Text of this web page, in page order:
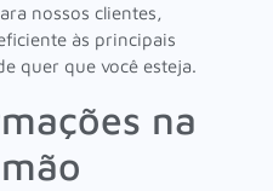
nossos clientes,
às principais
quer que você esteja.
na